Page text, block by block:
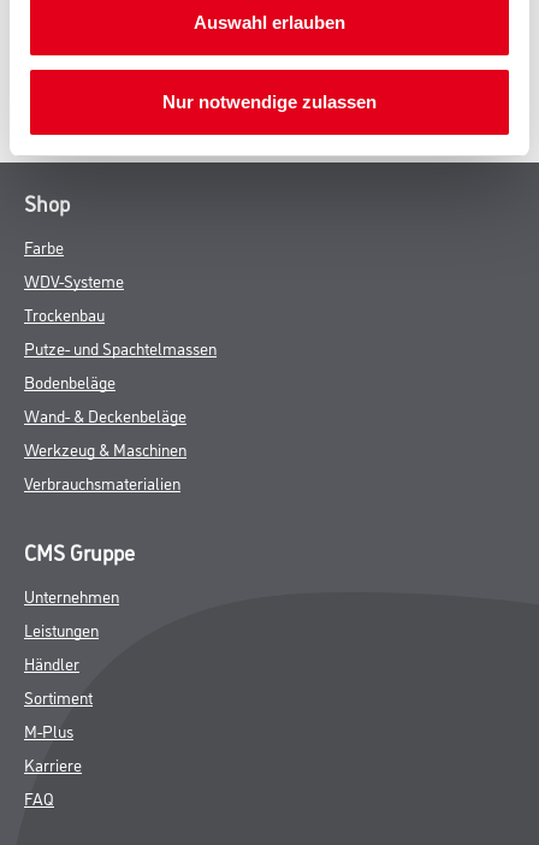
Auswahl erlauben
Nur notwendige zulassen
GEFAHRENHINWEISE
SPEZIFIKATIONEN
Shop
Farbe
WDV-Systeme
Trockenbau
Putze- und Spachtelmassen
Bodenbeläge
Wand- & Deckenbeläge
Werkzeug & Maschinen
Verbrauchsmaterialien
CMS Gruppe
Unternehmen
Leistungen
Händler
Sortiment
M-Plus
Karriere
FAQ